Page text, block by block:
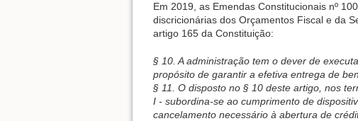
Em 2019, as Emendas Constitucionais nº
discricionárias dos Orçamentos Fiscal e da
artigo 165 da Constituição:
§ 10. A administração tem o dever de
propósito de garantir a efetiva entrega de
§ 11. O disposto no § 10 deste artigo, nos
I - subordina-se ao cumprimento de
cancelamento necessário à abertura de